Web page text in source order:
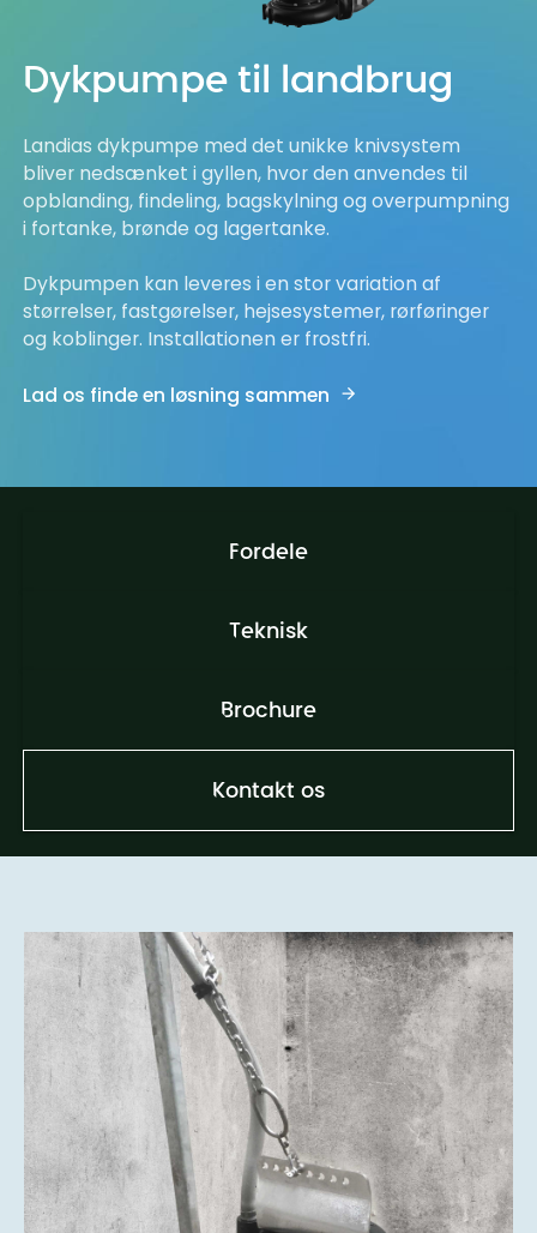
Dykpumpe til landbrug
Landias dykpumpe med det unikke knivsystem
bliver nedsænket i gyllen, hvor den anvendes til
opblanding, findeling, bagskylning og overpumpning
i fortanke, brønde og lagertanke.
Dykpumpen kan leveres i en stor variation af
størrelser, fastgørelser, hejsesystemer, rørføringer
og koblinger. Installationen er frostfri.
Lad os finde en løsning sammen
Fordele
Teknisk
Brochure
Kontakt os